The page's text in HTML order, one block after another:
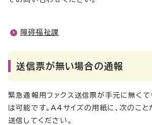
障碍福祉課
送信票が無い場合の通報
緊急通報用ファクス送信票が手元に無くて
は可能です。A4サイズの用紙に、次のこ
送信してください。